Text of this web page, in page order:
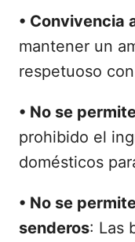
• Convivencia
mantener un
respetuoso
• No se
prohibido el
domésticos
• No se
senderos: Las